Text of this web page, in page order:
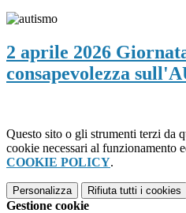
2 aprile 2026
consapevolezza
Questo sito o gli strumenti terzi da
cookie necessari al funzionamento
COOKIE POLICY.
Personalizza Rifiuta tutti i cookies
Gestione cookie